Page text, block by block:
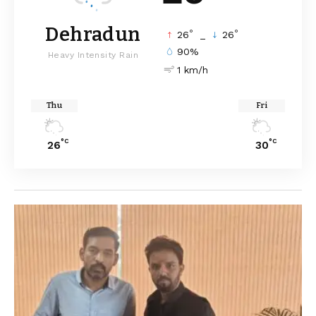
Dehradun
Heavy Intensity Rain
26° 26°
90%
1 km/h
Thu
26°C
Fri
30°C